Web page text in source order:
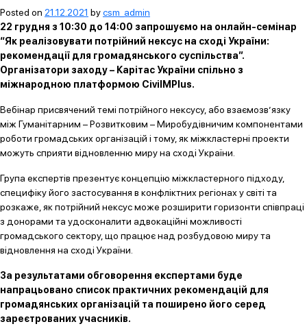
Posted on 21.12.2021 bycsm_admin
22 грудня з 10:30 до 14:00 запрошуємо на онлайн-семінар
“Як реалізовувати потрійний нексус на сході України:
рекомендації для громадянського суспільства”.
Організатори заходу – Карітас України спільно з
міжнародною платформою CivilMPlus.
Вебінар присвячений темі потрійного нексусу, або взаємозв’язку
між Гуманітарним – Розвитковим – Миробудівничим компонентами
роботи громадських організацій і тому, як міжкластерні проекти
можуть сприяти відновленню миру на сході України.
Група експертів презентує концепцію міжкластерного підходу,
специфіку його застосування в конфліктних регіонах у світі та
розкаже, як потрійний нексус може розширити горизонти співпраці
з донорами та удосконалити адвокаційні можливості
громадського сектору, що працює над розбудовою миру та
відновлення на сході України.
За результатами обговорення експертами буде
напрацьовано список практичних рекомендацій для
громадянських організацій та поширено його серед
зареєтрованих учасників.